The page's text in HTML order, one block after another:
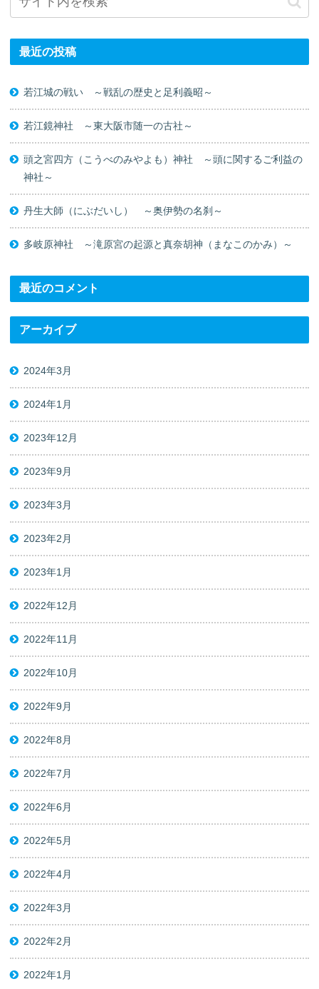
最近の投稿
若江城の戦い ～戦乱の歴史と足利義昭～
若江鏡神社 ～東大阪市随一の古社～
頭之宮四方（こうべのみやよも）神社 ～頭に関するご利益の
神社～
丹生大師（にぶだいし） ～奥伊勢の名刹～
多岐原神社 ～滝原宮の起源と真奈胡神（まなこのかみ）～
最近のコメント
アーカイブ
2024年3月
2024年1月
2023年12月
2023年9月
2023年3月
2023年2月
2023年1月
2022年12月
2022年11月
2022年10月
2022年9月
2022年8月
2022年7月
2022年6月
2022年5月
2022年4月
2022年3月
2022年2月
2022年1月